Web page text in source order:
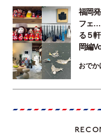
福岡
フェ
る５
岡編
おでか